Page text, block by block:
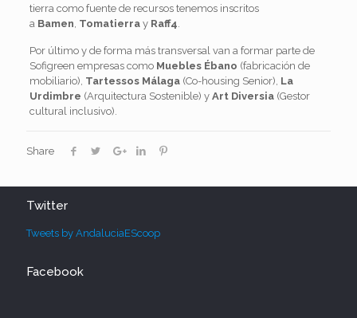
tierra como fuente de recursos tenemos inscritos
a Bamen Tomatierray Raff4
Por último y de forma más transversal van a formar parte de
Sofigreen empresas como Muebles Ébano (fabricación de
mobiliario), Tartessos Málaga(Co-housing Senior), La
Urdimbre (Arquitectura Sostenible) y Art Diversia(Gestor
cultural inclusivo).
Share
Twitter
Tweets by AndaluciaEScoop
Facebook